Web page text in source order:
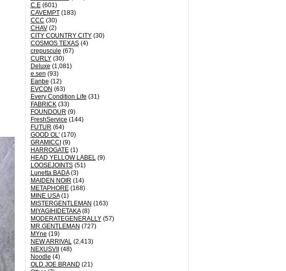
C.E(601)
CAVEMPT(183)
CCC (30)
CHAV(2)
CITY COUNTRY CITY(30)
COSMOS TEXAS(4)
crepuscule (67)
CURLY(30)
Deluxe (1,081)
e.sen (93)
Eanbe (12)
EVCON (63)
Every Condition Life (31)
FABRICK(33)
FOUNDOUR (9)
FreshService (144)
FUTUR (64)
GOOD OL'(170)
GRAMICCI (9)
HARROGATE(1)
HEAD YELLOW LABEL(9)
LOOSEJOINTS(51)
Lunetta BADA(3)
MAIDEN NOIR (14)
METAPHORE(168)
MINE USA(1)
MISTERGENTLEMAN (163)
MIYAGIHIDETAKA(8)
MODERATEGENERALLY(57)
MR.GENTLEMAN (727)
MYne (19)
NEW ARRIVAL(2,413)
NEXUSVII
(48)
Noodle (4)
OLD JOE BRAND (21)